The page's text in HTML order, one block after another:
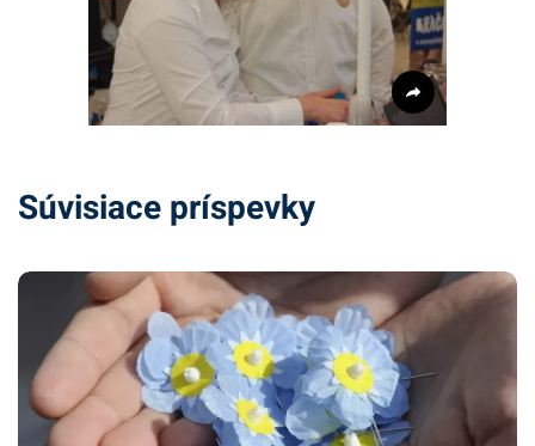
Súvisiace príspevky